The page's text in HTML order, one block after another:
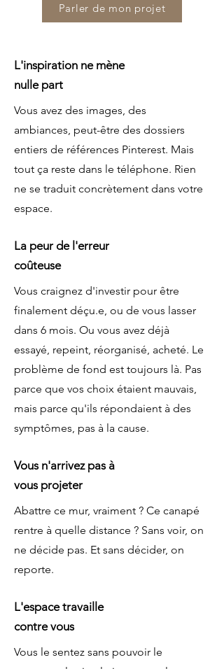
Parler de mon projet
L'inspiration ne mène
nulle part
Vous avez des images, des
ambiances, peut-être des dossiers
entiers de références Pinterest. Mais
tout ça reste dans le téléphone. Rien
ne se traduit concrètement dans votre
espace.
La peur de l'erreur
coûteuse
Vous craignez d'investir pour être
finalement déçu.e, ou de vous lasser
dans 6 mois. Ou vous avez déjà
essayé, repeint, réorganisé, acheté. Le
problème de fond est toujours là. Pas
parce que vos choix étaient mauvais,
mais parce qu'ils répondaient à des
symptômes, pas à la cause.
Vous n'arrivez pas à
vous projeter
Abattre ce mur, vraiment ? Ce canapé
rentre à quelle distance ? Sans voir, on
ne décide pas. Et sans décider, on
reporte.
L'espace travaille
contre vous
Vous le sentez sans pouvoir le